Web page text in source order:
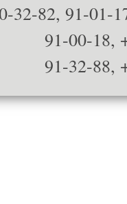
82, 91-01-
91-00-18,
91-32-88,